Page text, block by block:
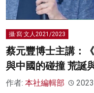
攝·寫·文人2021/2023
蔡元豐博士主講：
與中國的碰撞 荒誕
作者: 本社編輯部